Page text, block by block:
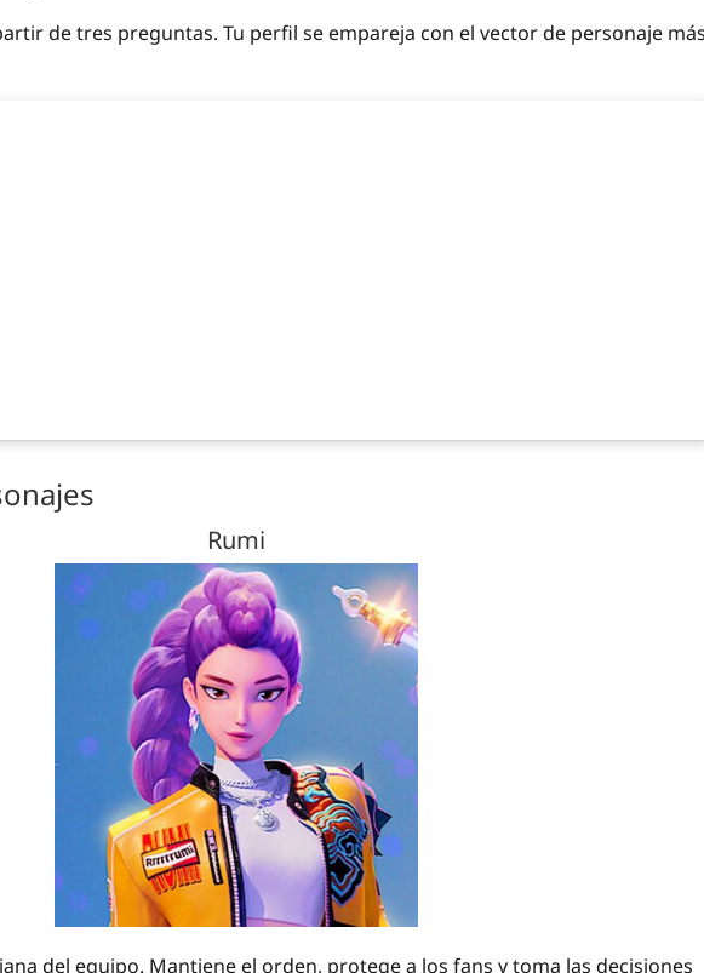
de tres preguntas. Tu perfil se empareja con el vector de personaje
Rumi
del equipo. Mantiene el orden, protege a los fans y toma las decisiones